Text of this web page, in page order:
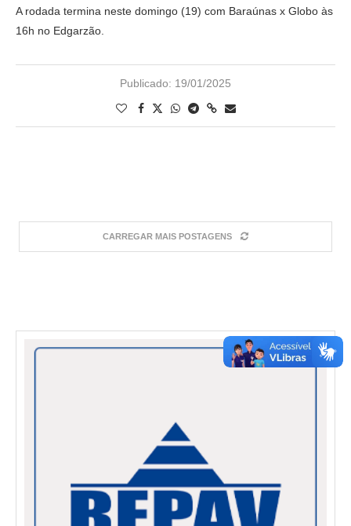
A rodada termina neste domingo (19) com Baraúnas x Globo às
16h no Edgarzão.
Publicado: 19/01/2025
CARREGAR MAIS POSTAGENS